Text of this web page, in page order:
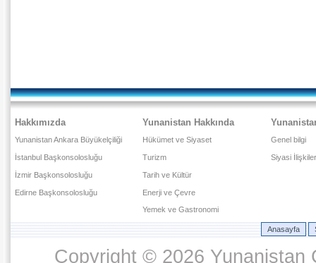
Hakkımızda
Yunanistan Ankara Büyükelçiliği
İstanbul Başkonsolosluğu
İzmir Başkonsolosluğu
Edirne Başkonsolosluğu
Yunanistan Hakkında
Hükümet ve Siyaset
Turizm
Tarih ve Kültür
Enerji ve Çevre
Yemek ve Gastronomi
Genel bilgi
Siyasi İlişkiler
Anasayfa
Copyright © 2026 Yunanistan